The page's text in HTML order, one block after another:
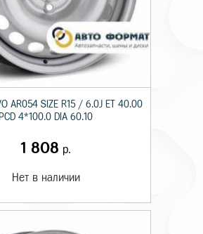
AR054 SIZE R15 / 6.0J ET 40.00
PCD 4*100.0 DIA 60.10
1 808 р.
Нет в наличии